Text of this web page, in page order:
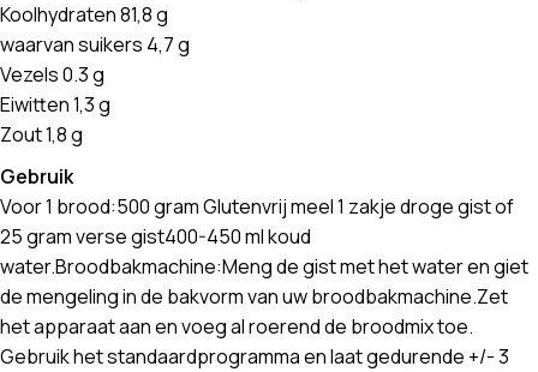
Koolhydraten 81,8 g
waarvan suikers 4,7 g
Vezels 0.3 g
Eiwitten 1,3 g
Zout 1,8 g
Gebruik
Voor 1 brood:500 gram Glutenvrij meel 1 zakje droge gist of
25 gram verse gist400-450 ml koud
water.Broodbakmachine:Meng de gist met het water en giet
de mengeling in de bakvorm van uw broodbakmachine.Zet
het apparaat aan en voeg al roerend de broodmix toe.
Gebruik het standaardprogramma en laat gedurende +/- 3